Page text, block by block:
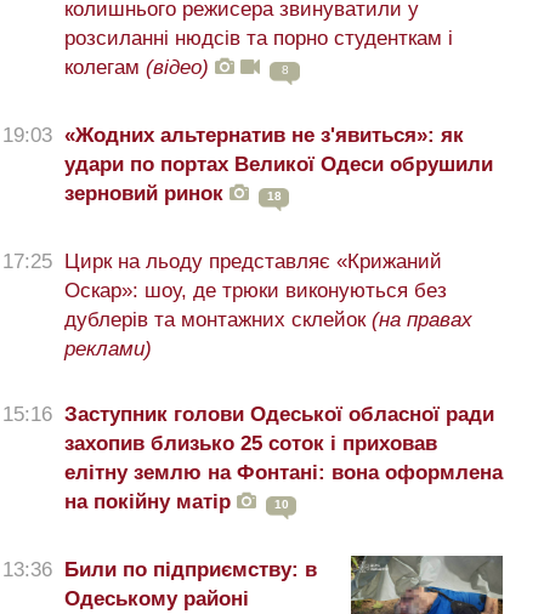
колишнього режисера звинуватили у
розсиланні нюдсів та порно студенткам і
колегам (відео) 8
19:03 «Жодних альтернатив не з'явиться»: як
удари по портах Великої Одеси обрушили
зерновий ринок
18
17:25 Цирк на льоду представляє «Крижаний
Оскар»: шоу, де трюки виконуються без
дублерів та монтажних склейок (на правах
реклами)
15:16 Заступник голови Одеської обласної ради
захопив близько 25 соток і приховав
елітну землю на Фонтані: вона оформлена
на покійну матір
10
13:36 Били по підприємству: в
Одеському районі